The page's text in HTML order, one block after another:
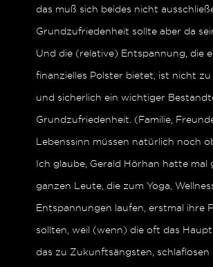
das muß sich beides nicht
Grundzufriedenheit sollte aber da
Und die (relative) Entspannung, die
finanzielles Polster bietet, ist nicht
und sicherlich ein wichtiger
Grundzufriedenheit. (Familie,
Lebenssinn müssen natürlich noch
Ich glaube, Gerald Hörhan hatte mal
ganzen Leute, die zum Yoga,
Entspannungen laufen, erstmal ihre
sollten, weil (wenn) die oft das
das zu Zukunftsängsten, schlaflosen